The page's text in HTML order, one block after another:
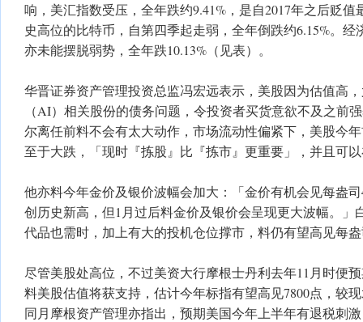
响，美汇指数受压，全年跌约9.41%，是自2017年之后贬
史高位的比特币，自第四季起走弱，全年倒跌约6.15%。
亦未能摆脱弱势，全年跌10.13%（见表）。
华晋证券资产管理投资总监冯宏远表示，美股因为估值高
（AI）相关股份的债务问题，令投资者买货意欲不及之前
尔离任前料不会有太大动作，市场流动性偏紧下，美股今
至于大跌，「现时『拣股』比『拣市』更重要」，并且可
他亦料今年金价及银价波幅会加大：「金价有机会见每盎
创历史新高，但1月过后料金价及银价会呈现更大波幅。」
代品也需时，加上有大的投机仓位撑市，料仍有望高见每
尽管美股处高位，不过美资大行摩根士丹利去年11月时便
料美股估值将获支持，估计今年标指有望高见7800点，较
同月摩根资产管理亦指出，预期美国今年上半年有退税刺